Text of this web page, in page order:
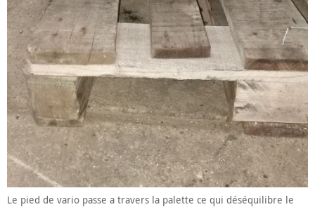
Le pied de vario passe a travers la palette ce qui déséquilibre le